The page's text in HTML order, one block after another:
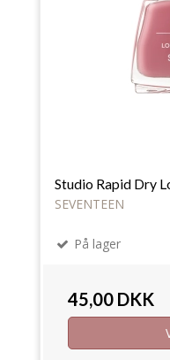
Studio Rapid Dry
SEVENTEEN
På lager
45,00 DKK